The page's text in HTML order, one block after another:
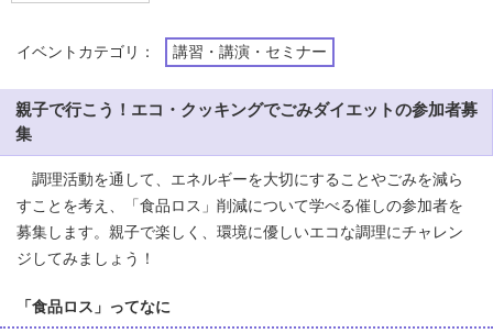
イベントカテゴリ： 講習・講演・セミナー
親子で行こう！エコ・クッキングでごみダイエットの参加者募
集
調理活動を通して、エネルギーを大切にすることやごみを減ら
すことを考え、「食品ロス」削減について学べる催しの参加者を
募集します。親子で楽しく、環境に優しいエコな調理にチャレン
ジしてみましょう！
「食品ロス」ってなに